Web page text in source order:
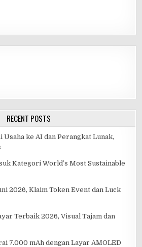
RECENT POSTS
Usaha ke AI dan Perangkat Lunak,
Kategori World’s Most Sustainable
2026, Klaim Token Event dan Luck
Terbaik 2026, Visual Tajam dan
7.000 mAh dengan Layar AMOLED